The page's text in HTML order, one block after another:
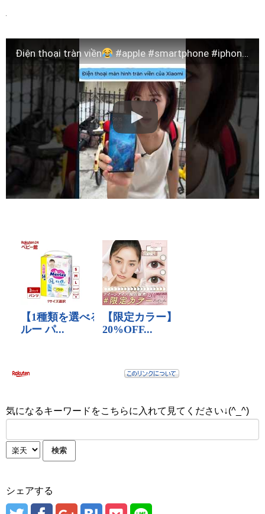
Điện thoại tràn viền #apple #smartphone #iphone #apple #dienthoai #reviewcongnghe
気になるキーワードをこちらに入れて見てください↓(^_^)
シェアする